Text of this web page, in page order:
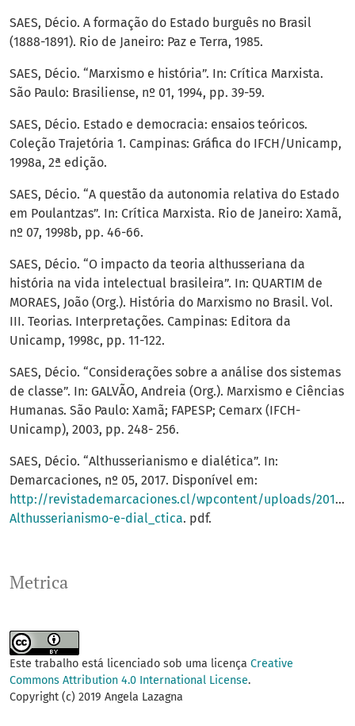
Metrica
SAES, Décio. A formação do Estado burguês no Brasil
(1888-1891). Rio de Janeiro: Paz e Terra, 1985.
SAES, Décio. “Marxismo e história”. In: Crítica Marxista.
São Paulo: Brasiliense, nº 01, 1994, pp. 39-59.
SAES, Décio. Estado e democracia: ensaios teóricos.
Coleção Trajetória 1. Campinas: Gráfica do IFCH/Unicamp,
1998a, 2ª edição.
SAES, Décio. “A questão da autonomia relativa do Estado
em Poulantzas”. In: Crítica Marxista. Rio de Janeiro: Xamã,
nº 07, 1998b, pp. 46-66.
SAES, Décio. “O impacto da teoria althusseriana da
história na vida intelectual brasileira”. In: QUARTIM de
MORAES, João (Org.). História do Marxismo no Brasil. Vol.
III. Teorias. Interpretações. Campinas: Editora da
Unicamp, 1998c, pp. 11-122.
SAES, Décio. “Considerações sobre a análise dos sistemas
de classe”. In: GALVÃO, Andreia (Org.). Marxismo e Ciências
Humanas. São Paulo: Xamã; FAPESP; Cemarx (IFCH-
Unicamp), 2003, pp. 248- 256.
SAES, Décio. “Althusserianismo e dialética”. In:
Demarcaciones, nº 05, 2017. Disponível em:
http://revistademarcaciones.cl/wpcontent/uploads/2017/
Althusserianismo-e-dial_ctica. pdf.
Este trabalho está licenciado sob uma licença Creative
Commons Attribution 4.0 International License.
Copyright (c) 2019 Angela Lazagna